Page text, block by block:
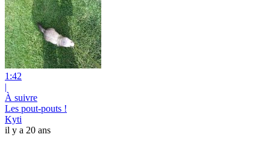
1:42
|
À suivre
Les pout-pouts !
Kyti
il y a 20 ans